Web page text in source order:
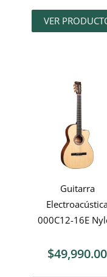
VER
Guitarra
000C12-16E
$49,990.00